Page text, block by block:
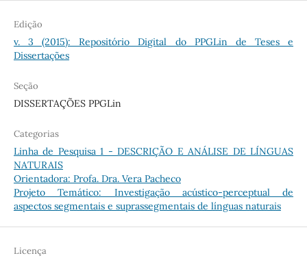
Edição
v. 3 (2015): Repositório Digital do PPGLin de Teses e
Dissertações
Seção
DISSERTAÇÕES PPGLin
Categorias
Linha de Pesquisa 1 - DESCRIÇÃO E ANÁLISE DE LÍNGUAS
NATURAIS
Orientadora: Profa. Dra. Vera Pacheco
Projeto Temático: Investigação acústico-perceptual de
aspectos segmentais e suprassegmentais de línguas naturais
Licença